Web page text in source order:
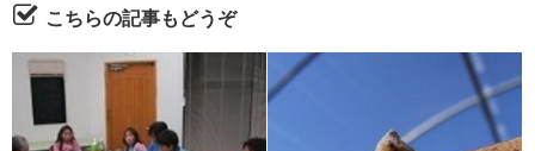
こちらの記事もどうぞ